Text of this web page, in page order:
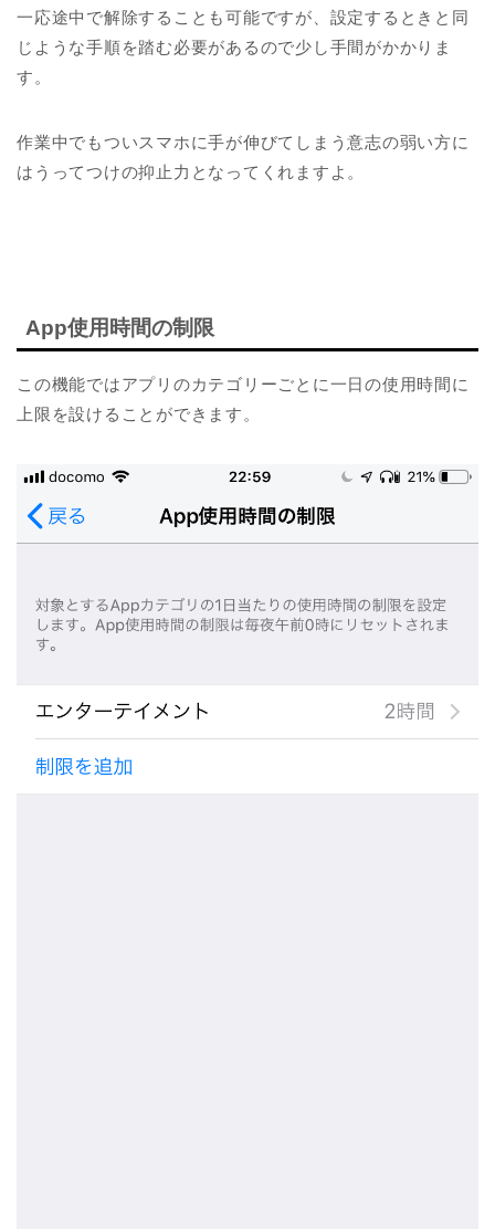
一応途中で解除することも可能ですが、設定するときと同
じような手順を踏む必要があるので少し手間がかかりま
す。
作業中でもついスマホに手が伸びてしまう意志の弱い方に
はうってつけの抑止力となってくれますよ。
App使用時間の制限
この機能ではアプリのカテゴリーごとに一日の使用時間に
上限を設けることができます。